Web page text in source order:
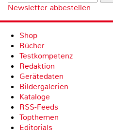
Newsletter abbestellen
Shop
Bücher
Testkompetenz
Redaktion
Gerätedaten
Bildergalerien
Kataloge
RSS-Feeds
Topthemen
Editorials